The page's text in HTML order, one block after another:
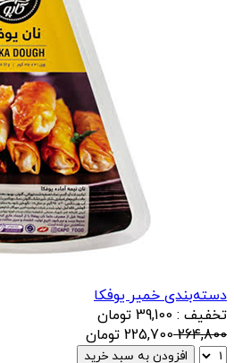
دسته‌بندی خمیر یوفکا
تخفیف : 39,100 تومان
264,800
225,700 تومان
افزودن به سبد خرید